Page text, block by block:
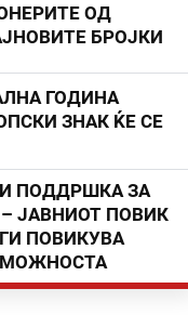
ОД
БРОЈКИ
ГОДИНА
ЗНАК ЌЕ СЕ
ПОДДРШКА ЗА
ЈАВНИОТ ПОВИК
ПОВИКУВА
МОЖНОСТА